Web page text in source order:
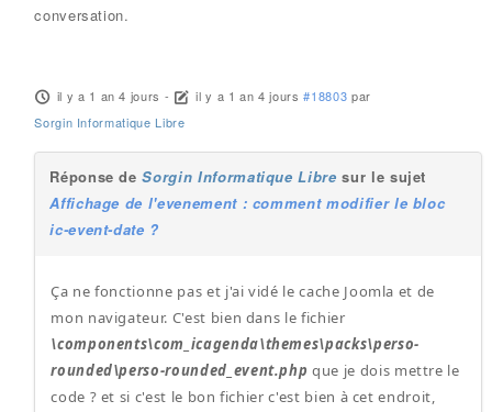
conversation.
il y a 1 an 4 jours - il y a 1 an 4 jours #18803 par
Sorgin Informatique Libre
Réponse deSorgin Informatique Libre sur le sujet
Affichage de l'evenement : comment modifier le bloc
ic-event-date ?
Ça ne fonctionne pas et j'ai vidé le cache Joomla et de
mon navigateur. C'est bien dans le fichier
\components\com_icagenda\themes\packs\perso-
rounded\perso-rounded_event.php que je dois mettre le
code ? et si c'est le bon fichier c'est bien à cet endroit,